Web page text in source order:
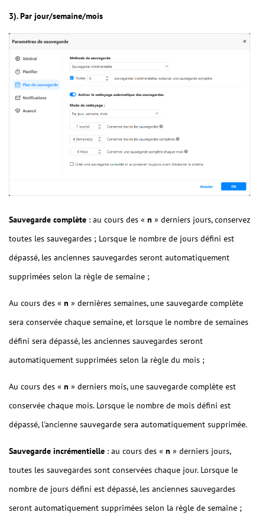
3). Par jour/semaine/mois
Sauvegarde complète : au cours des « n » derniers jours, conservez
toutes les sauvegardes ; Lorsque le nombre de jours défini est
dépassé, les anciennes sauvegardes seront automatiquement
supprimées selon la règle de semaine ;
Au cours des « n » dernières semaines, une sauvegarde complète
sera conservée chaque semaine, et lorsque le nombre de semaines
défini sera dépassé, les anciennes sauvegardes seront
automatiquement supprimées selon la règle du mois ;
Au cours des « n » derniers mois, une sauvegarde complète est
conservée chaque mois. Lorsque le nombre de mois défini est
dépassé, l'ancienne sauvegarde sera automatiquement supprimée.
Sauvegarde incrémentielle : au cours des « n » derniers jours,
toutes les sauvegardes sont conservées chaque jour. Lorsque le
nombre de jours défini est dépassé, les anciennes sauvegardes
seront automatiquement supprimées selon la règle de semaine ;